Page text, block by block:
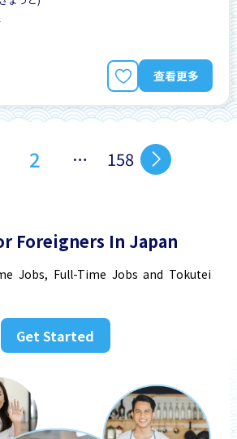
查看更多
2 … 158
Foreigners In Japan
Jobs, Full-Time Jobs and Tokutei
Get Started